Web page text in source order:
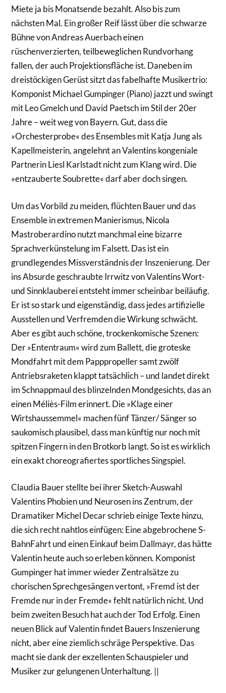
Miete ja bis Monatsende bezahlt. Also bis zum
nächsten Mal. Ein großer Reif lässt über die schwarze
Bühne von Andreas Auerbach einen
rüschenverzierten, teilbeweglichen Rundvorhang
fallen, der auch Projektionsfläche ist. Daneben im
dreistöckigen Gerüst sitzt das fabelhafte Musikertrio:
Komponist Michael Gumpinger (Piano) jazzt und swingt
mit Leo Gmelch und David Paetsch im Stil der 20er
Jahre – weit weg von Bayern. Gut, dass die
»Orchesterprobe« des Ensembles mit Katja Jung als
Kapellmeisterin, angelehnt an Valentins kongeniale
Partnerin Liesl Karlstadt nicht zum Klang wird. Die
»entzauberte Soubrette« darf aber doch singen.
Um das Vorbild zu meiden, flüchten Bauer und das
Ensemble in extremen Manierismus, Nicola
Mastroberardino nutzt manchmal eine bizarre
Sprachverkünstelung im Falsett. Das ist ein
grundlegendes Missverständnis der Inszenierung. Der
ins Absurde geschraubte Irrwitz von Valentins Wort-
und Sinnklauberei entsteht immer scheinbar beiläufig.
Er ist so stark und eigenständig, dass jedes artifizielle
Ausstellen und Verfremden die Wirkung schwächt.
Aber es gibt auch schöne, trockenkomische Szenen:
Der »Ententraum« wird zum Ballett, die groteske
Mondfahrt mit dem Papppropeller samt zwölf
Antriebsraketen klappt tatsächlich – und landet direkt
im Schnappmaul des blinzelnden Mondgesichts, das an
einen Méliès-Film erinnert. Die »Klage einer
Wirtshaussemmel« machen fünf Tänzer/ Sänger so
saukomisch plausibel, dass man künftig nur noch mit
spitzen Fingern in den Brotkorb langt. So ist es wirklich
ein exakt choreografiertes sportliches Singspiel.
Claudia Bauer stellte bei ihrer Sketch-Auswahl
Valentins Phobien und Neurosen ins Zentrum, der
Dramatiker Michel Decar schrieb einige Texte hinzu,
die sich recht nahtlos einfügen: Eine abgebrochene S-
BahnFahrt und einen Einkauf beim Dallmayr, das hätte
Valentin heute auch so erleben können. Komponist
Gumpinger hat immer wieder Zentralsätze zu
chorischen Sprechgesängen vertont, »Fremd ist der
Fremde nur in der Fremde« fehlt natürlich nicht. Und
beim zweiten Besuch hat auch der Tod Erfolg. Einen
neuen Blick auf Valentin findet Bauers Inszenierung
nicht, aber eine ziemlich schräge Perspektive. Das
macht sie dank der exzellenten Schauspieler und
Musiker zur gelungenen Unterhaltung. ||